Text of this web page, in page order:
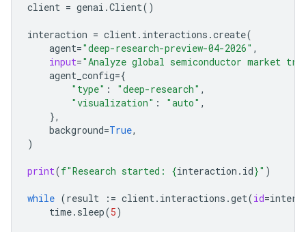
client = genai .Client()
interaction = client. interactions .create(
agent="deep-research-preview-04-2026" ,
input="Analyze global semiconductor market
agent_config={
"type" : "deep-research" ,
"visualization" : "auto" ,
},
background=True,
)
print(f"Research started: {interaction . id}" )
while (result := client. interactions .get(id=
time. sleep(5)